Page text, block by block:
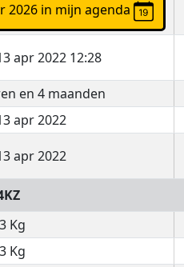
2026 in mijn agenda
apr 2022 12:28
en 4 maanden
apr 2022
apr 2022
Kg
Kg